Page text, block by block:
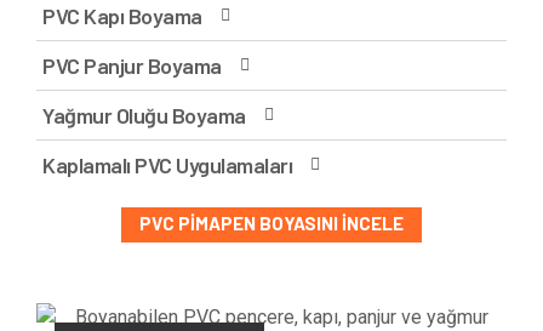
PVC Kapı Boyama
PVC Panjur Boyama
Yağmur Oluğu Boyama
Kaplamalı PVC Uygulamaları
PVC PIMAPEN BOYASINI İNCELE